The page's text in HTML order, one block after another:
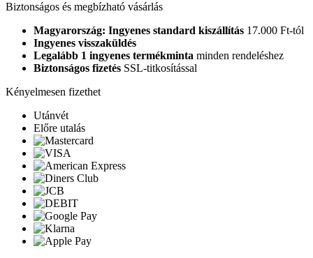
Biztonságos és megbízható vásárlás
Magyarország: Ingyenes standard kiszállítás 17.000 Ft-tól
Ingyenes visszaküldés
Legalább 1 ingyenes termékminta minden rendeléshez
Biztonságos fizetés SSL-titkosítással
Kényelmesen fizethet
Utánvét
Előre utalás